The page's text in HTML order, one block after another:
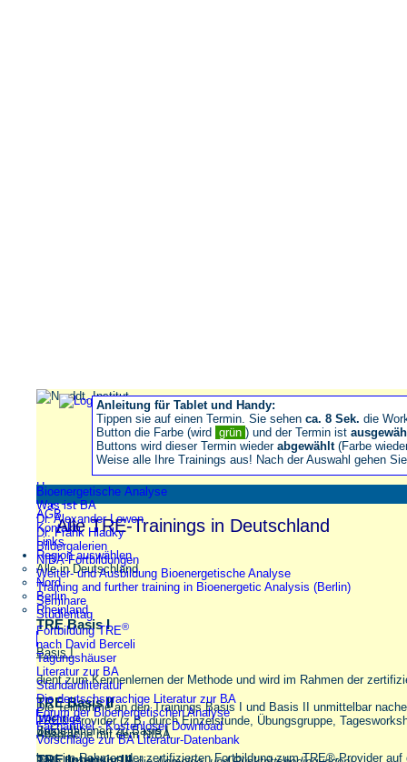
Home
Impressum
AGB
Kontakt
Links
Bioenergetische Analyse
Was ist BA
Dr. Alexander Lowen
Dr. Frank Hladky
Bildergalerien
NIBA-Fortbildungen
Weiter- und Ausbildung Bioenergetische Analyse
Training and further training in Bioenergetic Analysis (Berlin)
Seminare
Studientag
Fortbildung TRE®
nach David Berceli
Tagungshäuser
Literatur zur BA
Standardliteratur
Die deutschsprachige Literatur zur BA
Forum der Bioenergetischen Analyse
Fachartikel - Kostenloser Download
Vorschläge zur BA Literatur-Datenbank
Alle TRE-Trainings in Deutschland
Region auswählen
Alle in Deutschland
Nord
Berlin
Rheinland
TRE Basis I
Basis I
dient zum Kennenlernen der Methode und wird im Rahmen der
Die Teilnahme an den Trainings Basis I und Basis II unmittelbar
TRE®-Provider (z.B. durch Einzelstunde, Übungsgruppe,
Absprache mit dem NIBA.
Wichtige
Informationen zu Basis I
TRE Basis II
Basis II
baut im Rahmen der zertifizierten Fortbildung zum TRE®-Provider
Anleitung für Tablet und Handy:
Tippen sie auf einen Termin. Sie sehen ca. 8 Sek. die
Button die Farbe (wird grün ) und der Termin ist
Buttons wird dieser Termin wieder abgewählt(Farbe
Weise alle Ihre Trainings aus! Nach der Auswahl gehen